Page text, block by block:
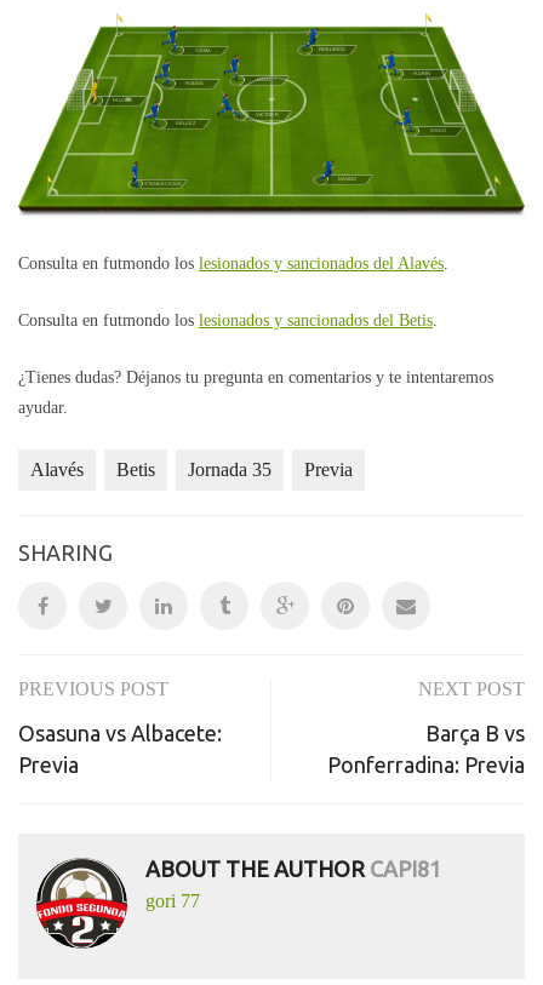
GÁLVEZ
VICTOR P.
LUSO
STANKEVICIUS
XISCO
FLORÍN
NANDO
FIDEL/RÍOS
FALCÓN
RODAS
CISMA
Consulta en futmondo los lesionados y sancionados del Alavés.
Consulta en futmondo los lesionados y sancionados del Betis.
¿Tienes dudas? Déjanos tu pregunta en comentarios y te intentaremos
ayudar.
Alavés Betis Jornada 35 Previa
SHARING
Post
navigation
PREVIOUS POST
Osasuna vs Albacete:
Previa
NEXT POST
Barça B vs
Ponferradina: Previa
ABOUT THE AUTHOR CAPI81
gori 77